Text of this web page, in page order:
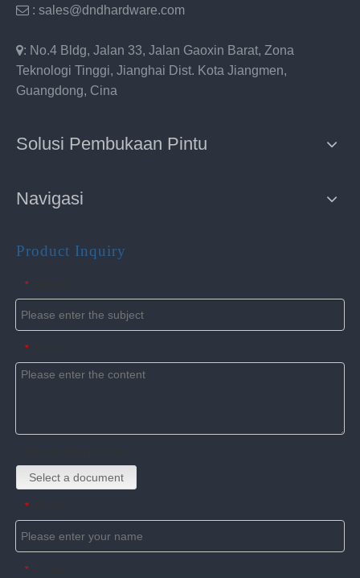
 : sales@dndhardware.com
: No.4 Bldg, Jalan 33, Jalan Gaoxin Barat, Zona
Teknologi Tinggi, Jianghai Dist. Kota Jiangmen,
Guangdong, Cina
Solusi Pembukaan Pintu
Navigasi
Product Inquiry
*
*
Select a document
*
*